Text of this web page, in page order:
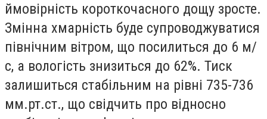
ймовірність короткочасного дощу зросте.
Змінна хмарність буде супроводжуватися
північним вітром, що посилиться до 6 м/
с, а вологість знизиться до 62%. Тиск
залишиться стабільним на рівні 735-736
мм.рт.ст., що свідчить про відносно